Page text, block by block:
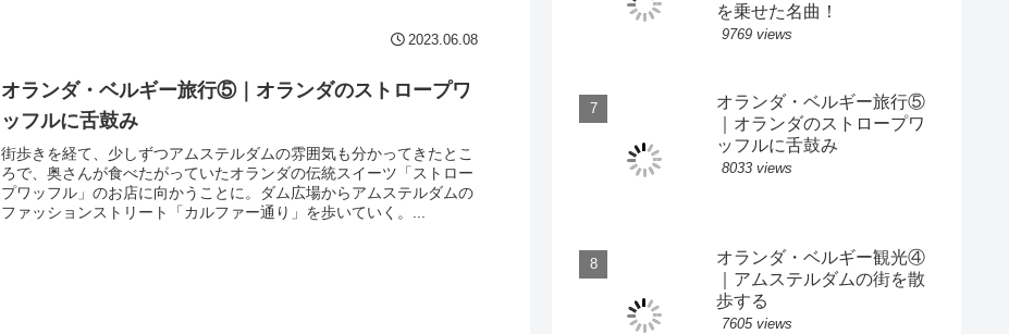
2023.06.08
オランダ・ベルギー旅行⑤｜オランダのストロープワ
ッフルに舌鼓み
街歩きを経て、少しずつアムステルダムの雰囲気も分かってきたとこ
ろで、奥さんが食べたがっていたオランダの伝統スイーツ「ストロー
プワッフル」のお店に向かうことに。ダム広場からアムステルダムの
ファッションストリート「カルファー通り」を歩いていく。...
を乗せた名曲！
9769 views
オランダ・ベルギー旅行⑤
｜オランダのストロープワ
ッフルに舌鼓み
8033 views
オランダ・ベルギー観光④
｜アムステルダムの街を散
歩する
7605 views